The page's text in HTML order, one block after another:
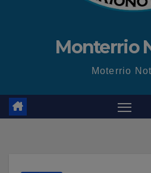
Monterrio
Moterrio